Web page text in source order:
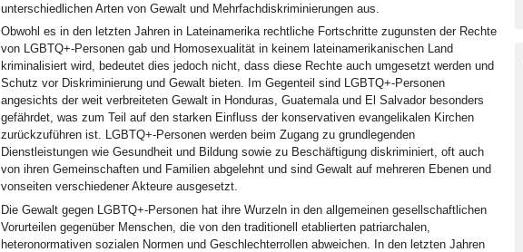
unterschiedlichen Arten von Gewalt und Mehrfachdiskriminierungen aus.
Obwohl es in den letzten Jahren in Lateinamerika rechtliche Fortschritte zugunsten der Rechte
von LGBTQ+-Personen gab und Homosexualität in keinem lateinamerikanischen Land
kriminalisiert wird, bedeutet dies jedoch nicht, dass diese Rechte auch umgesetzt werden und
Schutz vor Diskriminierung und Gewalt bieten. Im Gegenteil sind LGBTQ+-Personen
angesichts der weit verbreiteten Gewalt in Honduras, Guatemala und El Salvador besonders
gefährdet, was zum Teil auf den starken Einfluss der konservativen evangelikalen Kirchen
zurückzuführen ist. LGBTQ+-Personen werden beim Zugang zu grundlegenden
Dienstleistungen wie Gesundheit und Bildung sowie zu Beschäftigung diskriminiert, oft auch
von ihren Gemeinschaften und Familien abgelehnt und sind Gewalt auf mehreren Ebenen und
vonseiten verschiedener Akteure ausgesetzt.
Die Gewalt gegen LGBTQ+-Personen hat ihre Wurzeln in den allgemeinen gesellschaftlichen
Vorurteilen gegenüber Menschen, die von den traditionell etablierten patriarchalen,
heteronormativen sozialen Normen und Geschlechterrollen abweichen. In den letzten Jahren